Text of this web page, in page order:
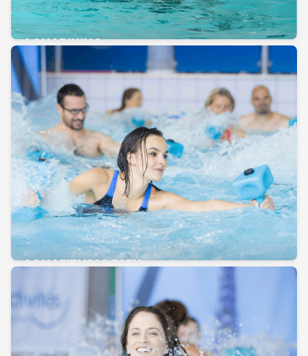
AQUABIKING
AQUAFITNESS BLEU